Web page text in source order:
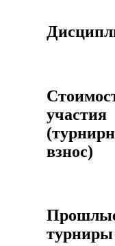
участия
взнос)
турниры